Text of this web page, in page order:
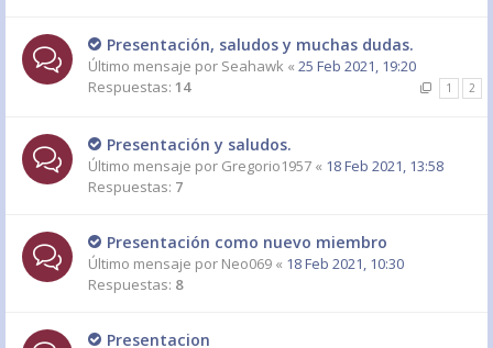
Presentación, saludos y muchas dudas.
Último mensaje por Seahawk « 25 Feb 2021, 19:20
Respuestas: 14 1 2
Presentación y saludos.
Último mensaje por Gregorio1957 « 18 Feb 2021, 13:58
Respuestas: 7
Presentación como nuevo miembro
Último mensaje por Neo069 « 18 Feb 2021, 10:30
Respuestas: 8
Presentacion